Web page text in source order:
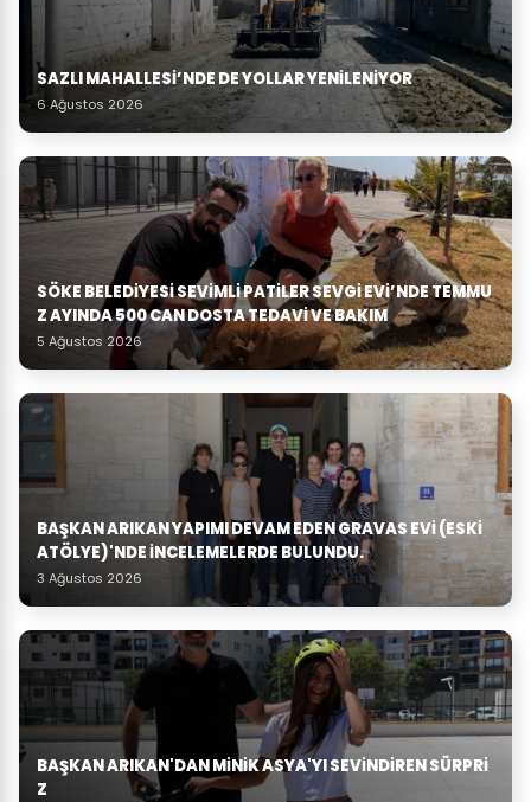
SAZLI MAHALLESİ’NDE DE YOLLAR YENİLENİYOR
6 Ağustos 2026
SÖKE BELEDIYESI SEVIMLI PATILER SEVGI EVI’NDE TEMMU
Z AYINDA 500 CAN DOSTA TEDAVI VE BAKIM
5 Ağustos 2026
BAŞKAN ARIKAN YAPIMI DEVAM EDEN GRAVAS EVI (ESKI
ATÖLYE)'NDE İNCELEMELERDE BULUNDU.
3 Ağustos 2026
BAŞKAN ARIKAN'DAN MINIK ASYA'YI SEVINDIREN SÜRPRI
Z